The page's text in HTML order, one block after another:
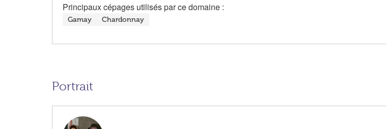
Principaux cépages utilisés par ce domaine :
Gamay Chardonnay
Portrait